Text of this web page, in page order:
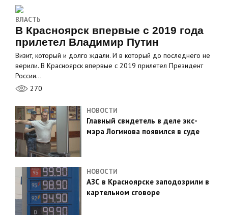
ВЛАСТЬ
В Красноярск впервые с 2019 года
прилетел Владимир Путин
Визит, который и долго ждали. И в который до последнего не
верили. В Красноярск впервые с 2019 прилетел Президент
России…
270
НОВОСТИ
Главный свидетель в деле экс-
мэра Логинова появился в суде
НОВОСТИ
АЗС в Красноярске заподозрили в
картельном сговоре